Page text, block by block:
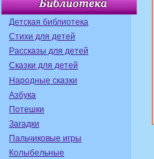
Детская библиотека
Стихи для детей
Рассказы для детей
Сказки для детей
Народные сказки
Азбука
Потешки
Загадки
Пальчиковые игры
Колыбельные